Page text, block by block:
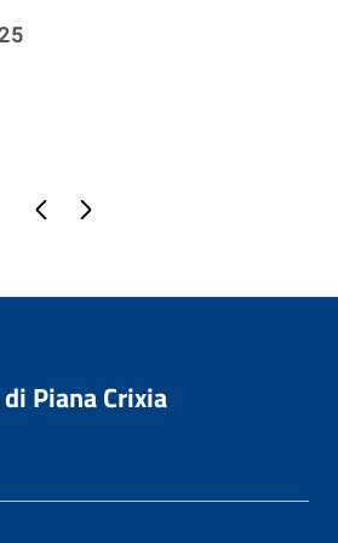
Pagina precedente
Piana Crixia